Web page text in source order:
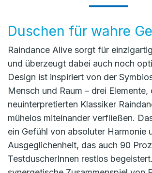
Duschen für wahre
Raindance Alive sorgt für
und überzeugt dabei auch noch
Design ist inspiriert von der
Mensch und Raum – drei Elemente,
neuinterpretierten Klassiker
mühelos miteinander verfließen.
ein Gefühl von absoluter Harmonie
Ausgeglichenheit, das auch 90
TestduscherInnen restlos